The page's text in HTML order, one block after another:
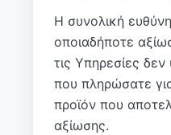
Η συνολική
οποιαδήποτε
τις Υπηρεσίες
που πληρώσατε
προϊόν που
αξίωσης.